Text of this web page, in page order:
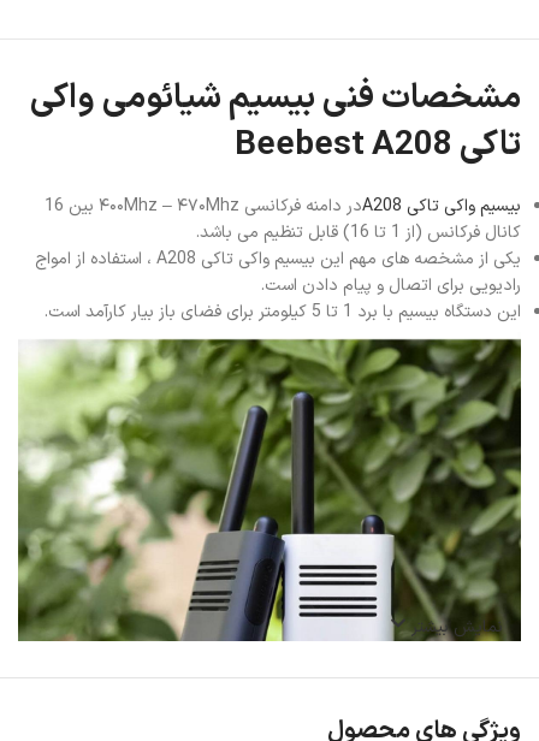
مشخصات فنی بیسیم شیائومی واکی
تاکی Beebest A208
بیسیم واکی تاکی A208
در دامنه فرکانسی ۴۰۰Mhz – ۴۷۰Mhz بین 16
کانال فرکانس (از 1 تا 16) قابل تنظیم می باشد.
یکی از مشخصه های مهم این بیسیم واکی تاکی A208 ، استفاده از امواج
رادیویی برای اتصال و پیام دادن است.
این دستگاه بیسیم با برد 1 تا 5 کیلومتر برای فضای باز بیار کارآمد است.
نمایش بیشتر
ویژگی های محصول